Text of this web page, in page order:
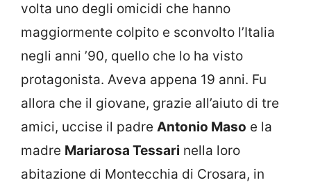
volta uno degli omicidi che hanno
maggiormente colpito e sconvolto l’Italia
negli anni ’90, quello che lo ha visto
protagonista. Aveva appena 19 anni. Fu
allora che il giovane, grazie all’aiuto di tre
amici, uccise il padre Antonio Maso e la
madre Mariarosa Tessari nella loro
abitazione di Montecchia di Crosara, in